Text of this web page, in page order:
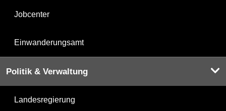
Jobcenter
Einwanderungsamt
Politik & Verwaltung
Landesregierung